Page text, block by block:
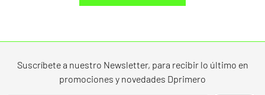
Suscríbete a nuestro Newsletter, para recibir lo último en
promociones y novedades Dprimero